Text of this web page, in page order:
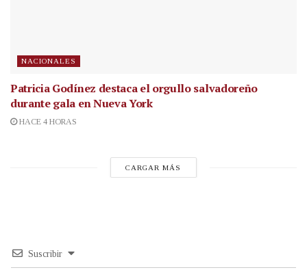
NACIONALES
Patricia Godínez destaca el orgullo salvadoreño
durante gala en Nueva York
HACE 4 HORAS
CARGAR MÁS
Suscribir